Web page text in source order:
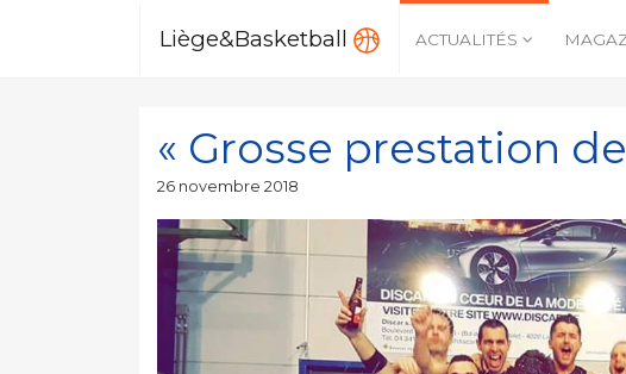
Liège&Basketball ACTUALITÉS
« Grosse prestation
Publié
26 novembre 2018